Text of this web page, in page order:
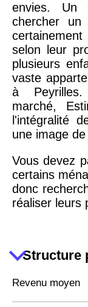
envies. Un
chercher un
selon leur
plusieurs
vaste
à
marché,
l'intégralité
une image
Vous devez
certains
donc
réaliser leurs
Structure
Revenu moyen